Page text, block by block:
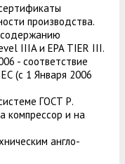
производства.
содержанию
IIIA и EPA TIER III.
- соответствие
(с 1 Января 2006
ГОСТ Р.
компрессор и на
англо-